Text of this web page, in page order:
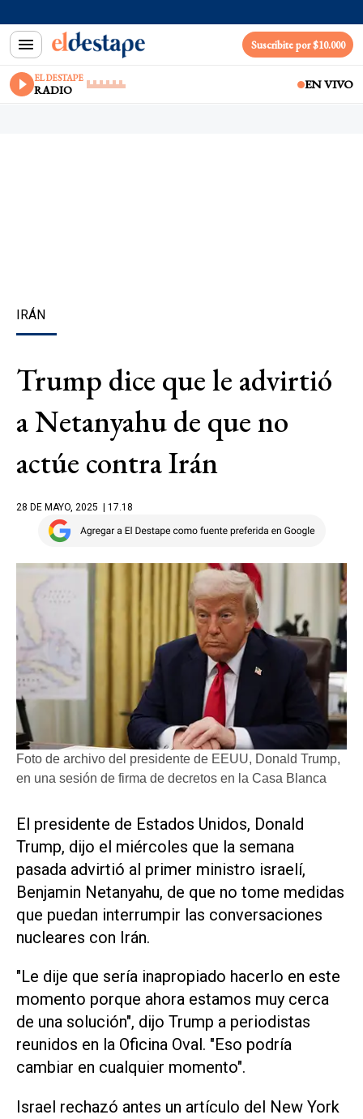
Suscribite por $10.000
EL DESTAPE
RADIO EN VIVO
IRÁN
Trump dice que le advirtió
a Netanyahu de que no
actúe contra Irán
28 DE MAYO, 2025 | 17.18
Foto de archivo del presidente de EEUU, Donald Trump,
en una sesión de firma de decretos en la Casa Blanca
El presidente de Estados Unidos, Donald
Trump, dijo el miércoles que la semana
pasada advirtió al primer ministro israelí,
Benjamin Netanyahu, de que no tome medidas
que puedan interrumpir las conversaciones
nucleares con Irán.
"Le dije que sería inapropiado hacerlo en este
momento porque ahora estamos muy cerca
de una solución", dijo Trump a periodistas
reunidos en la Oficina Oval. "Eso podría
cambiar en cualquier momento".
Israel rechazó antes un artículo del New York